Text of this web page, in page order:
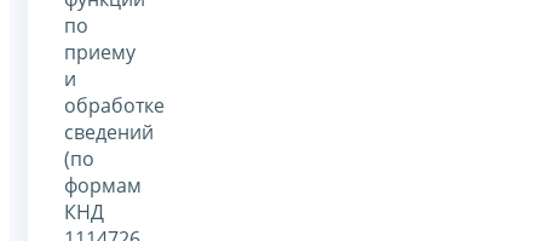
по
приему
и
обработке
сведений
(по
формам
КНД